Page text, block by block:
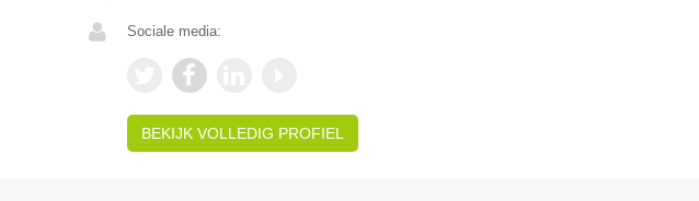
Sociale media:
BEKIJK VOLLEDIG PROFIEL